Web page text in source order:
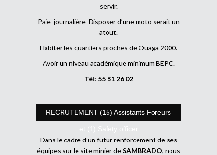
servir.
Paie journalière Disposer d’une moto serait un
atout.
Habiter les quartiers proches de Ouaga 2000.
Avoir un niveau académique minimum BEPC.
Tél: 55 81 26 02
RECRUTEMENT (15) Assistants Foreurs
et (1) Safety officer
Dans le cadre d’un futur renforcement de ses
équipes sur le site minier deSAMBRADO, nous